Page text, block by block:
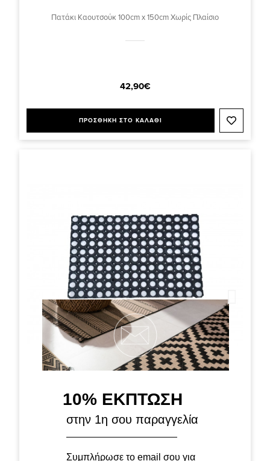
Πατάκι Καουτσούκ 100cm x 150cm Χωρίς Πλαίσιο
42,90€
ΠΡΟΣΘΗΚΗ ΣΤΟ ΚΑΛΑΘΙ
Πατάκι Καουτσούκ 40cm x 60cm Χωρίς Πλαίσιο
10% ΕΚΠΤΩΣΗ
στην 1η σου παραγγελία
Συμπλήρωσε το email σου για